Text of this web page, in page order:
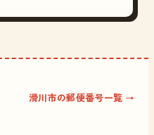
滑川市の郵便番号一覧 →